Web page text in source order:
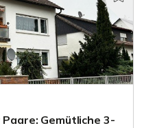
Gemütliche 3-